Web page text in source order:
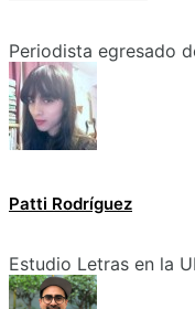
Periodista egresado
Patti Rodríguez
Estudio Letras en la